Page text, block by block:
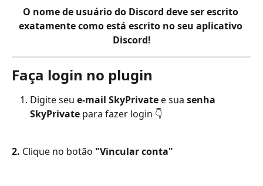
O nome de usuário do Discord deve ser escrito
exatamente como está escrito no seu aplicativo
Discord!
Faça login no plugin
Digite seu e-mail SkyPrivate e sua senha
SkyPrivate para fazer login 👇
2. Clique no botão "Vincular conta"